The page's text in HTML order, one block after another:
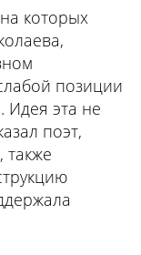
которых
позиции
Идея эта не
поэт,